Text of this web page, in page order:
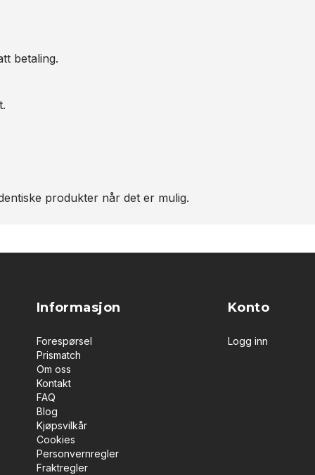
betaling.
produkter når det er mulig.
Informasjon
Forespørsel
Prismatch
Om oss
Kontakt
FAQ
Blog
Kjøpsvilkår
Cookies
Personvernregler
Fraktregler
Konto
Logg inn